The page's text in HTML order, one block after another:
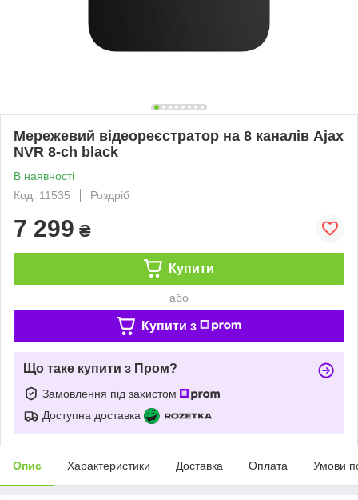
Мережевий відеореєстратор на 8 каналів Ajax
NVR 8-ch black
В наявності
Код: 11535
Роздріб
7 299 ₴
Купити
або
Купити з
Що таке купити з Пром?
Замовлення під захистом
Доступна доставка
Опис Характеристики Доставка Оплата Умови